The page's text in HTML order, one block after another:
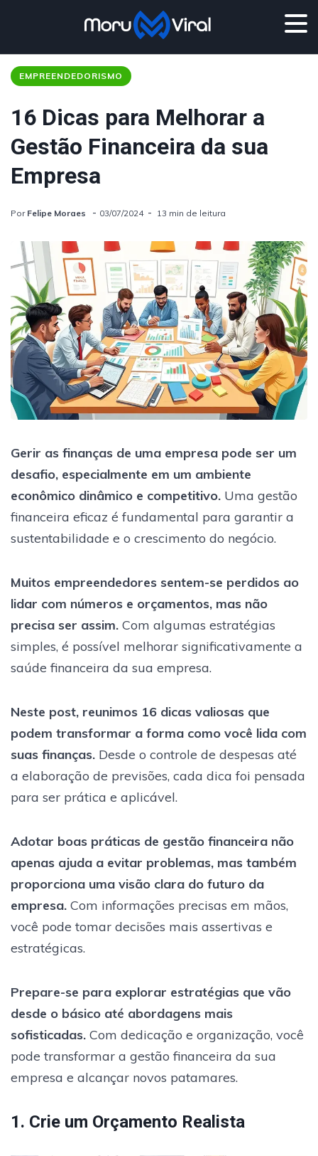
EMPREENDEDORISMO
16 Dicas para Melhorar a
Gestão Financeira da sua
Empresa
Por Felipe Moraes 03/07/2024 13 min de leitura
Gerir as finanças de uma empresa pode ser um
desafio, especialmente em um ambiente
econômico dinâmico e competitivo. Uma gestão
financeira eficaz é fundamental para garantir a
sustentabilidade e o crescimento do negócio.
Muitos empreendedores sentem-se perdidos ao
lidar com números e orçamentos, mas não
precisa ser assim. Com algumas estratégias
simples, é possível melhorar significativamente a
saúde financeira da sua empresa.
Neste post, reunimos 16 dicas valiosas que
podem transformar a forma como você lida com
suas finanças. Desde o controle de despesas até
a elaboração de previsões, cada dica foi pensada
para ser prática e aplicável.
Adotar boas práticas de gestão financeira não
apenas ajuda a evitar problemas, mas também
proporciona uma visão clara do futuro da
empresa. Com informações precisas em mãos,
você pode tomar decisões mais assertivas e
estratégicas.
Prepare-se para explorar estratégias que vão
desde o básico até abordagens mais
sofisticadas. Com dedicação e organização, você
pode transformar a gestão financeira da sua
empresa e alcançar novos patamares.
1. Crie um Orçamento Realista